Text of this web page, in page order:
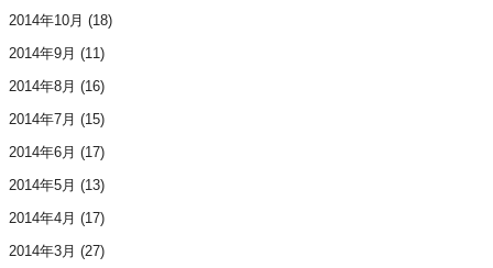
2014年10月 (18)
2014年9月 (11)
2014年8月 (16)
2014年7月 (15)
2014年6月 (17)
2014年5月 (13)
2014年4月 (17)
2014年3月 (27)